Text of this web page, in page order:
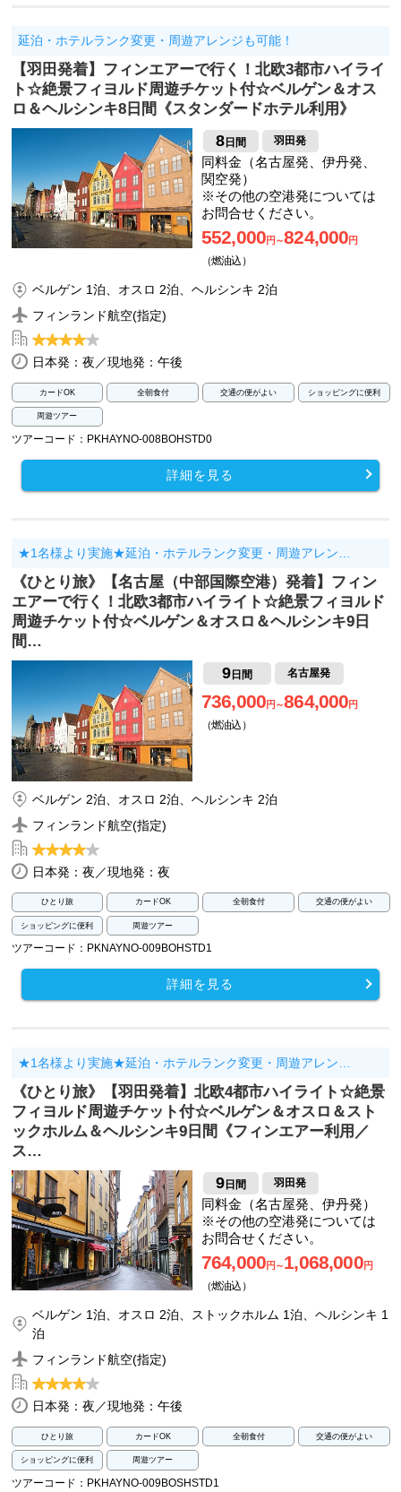
延泊・ホテルランク変更・周遊アレンジも可能！
【羽田発着】フィンエアーで行く！北欧3都市ハイライ
ト☆絶景フィヨルド周遊チケット付☆ベルゲン＆オス
ロ＆ヘルシンキ8日間《スタンダードホテル利用》
8日間 羽田発
同料金（名古屋発、伊丹発、
関空発）
※その他の空港発については
お問合せください。
552,000円～824,000円
（燃油込）
ベルゲン 1泊、オスロ 2泊、ヘルシンキ 2泊
フィンランド航空(指定)
日本発：夜／現地発：午後
カードOK 全朝食付 交通の便がよい ショッピングに便利
周遊ツアー
ツアーコード：PKHAYNO-008BOHSTD0
詳細を見る
★1名様より実施★延泊・ホテルランク変更・周遊アレン…
《ひとり旅》【名古屋（中部国際空港）発着】フィン
エアーで行く！北欧3都市ハイライト☆絶景フィヨルド
周遊チケット付☆ベルゲン＆オスロ＆ヘルシンキ9日
間…
9日間 名古屋発
736,000円～864,000円
（燃油込）
ベルゲン 2泊、オスロ 2泊、ヘルシンキ 2泊
フィンランド航空(指定)
日本発：夜／現地発：夜
ひとり旅 カードOK 全朝食付 交通の便がよい
ショッピングに便利 周遊ツアー
ツアーコード：PKNAYNO-009BOHSTD1
詳細を見る
★1名様より実施★延泊・ホテルランク変更・周遊アレン…
《ひとり旅》【羽田発着】北欧4都市ハイライト☆絶景
フィヨルド周遊チケット付☆ベルゲン＆オスロ＆スト
ックホルム＆ヘルシンキ9日間《フィンエアー利用／
ス…
9日間 羽田発
同料金（名古屋発、伊丹発）
※その他の空港発については
お問合せください。
764,000円～1,068,000円
（燃油込）
ベルゲン 1泊、オスロ 2泊、ストックホルム 1泊、ヘルシンキ 1
泊
フィンランド航空(指定)
日本発：夜／現地発：午後
ひとり旅 カードOK 全朝食付 交通の便がよい
ショッピングに便利 周遊ツアー
ツアーコード：PKHAYNO-009BOSHSTD1